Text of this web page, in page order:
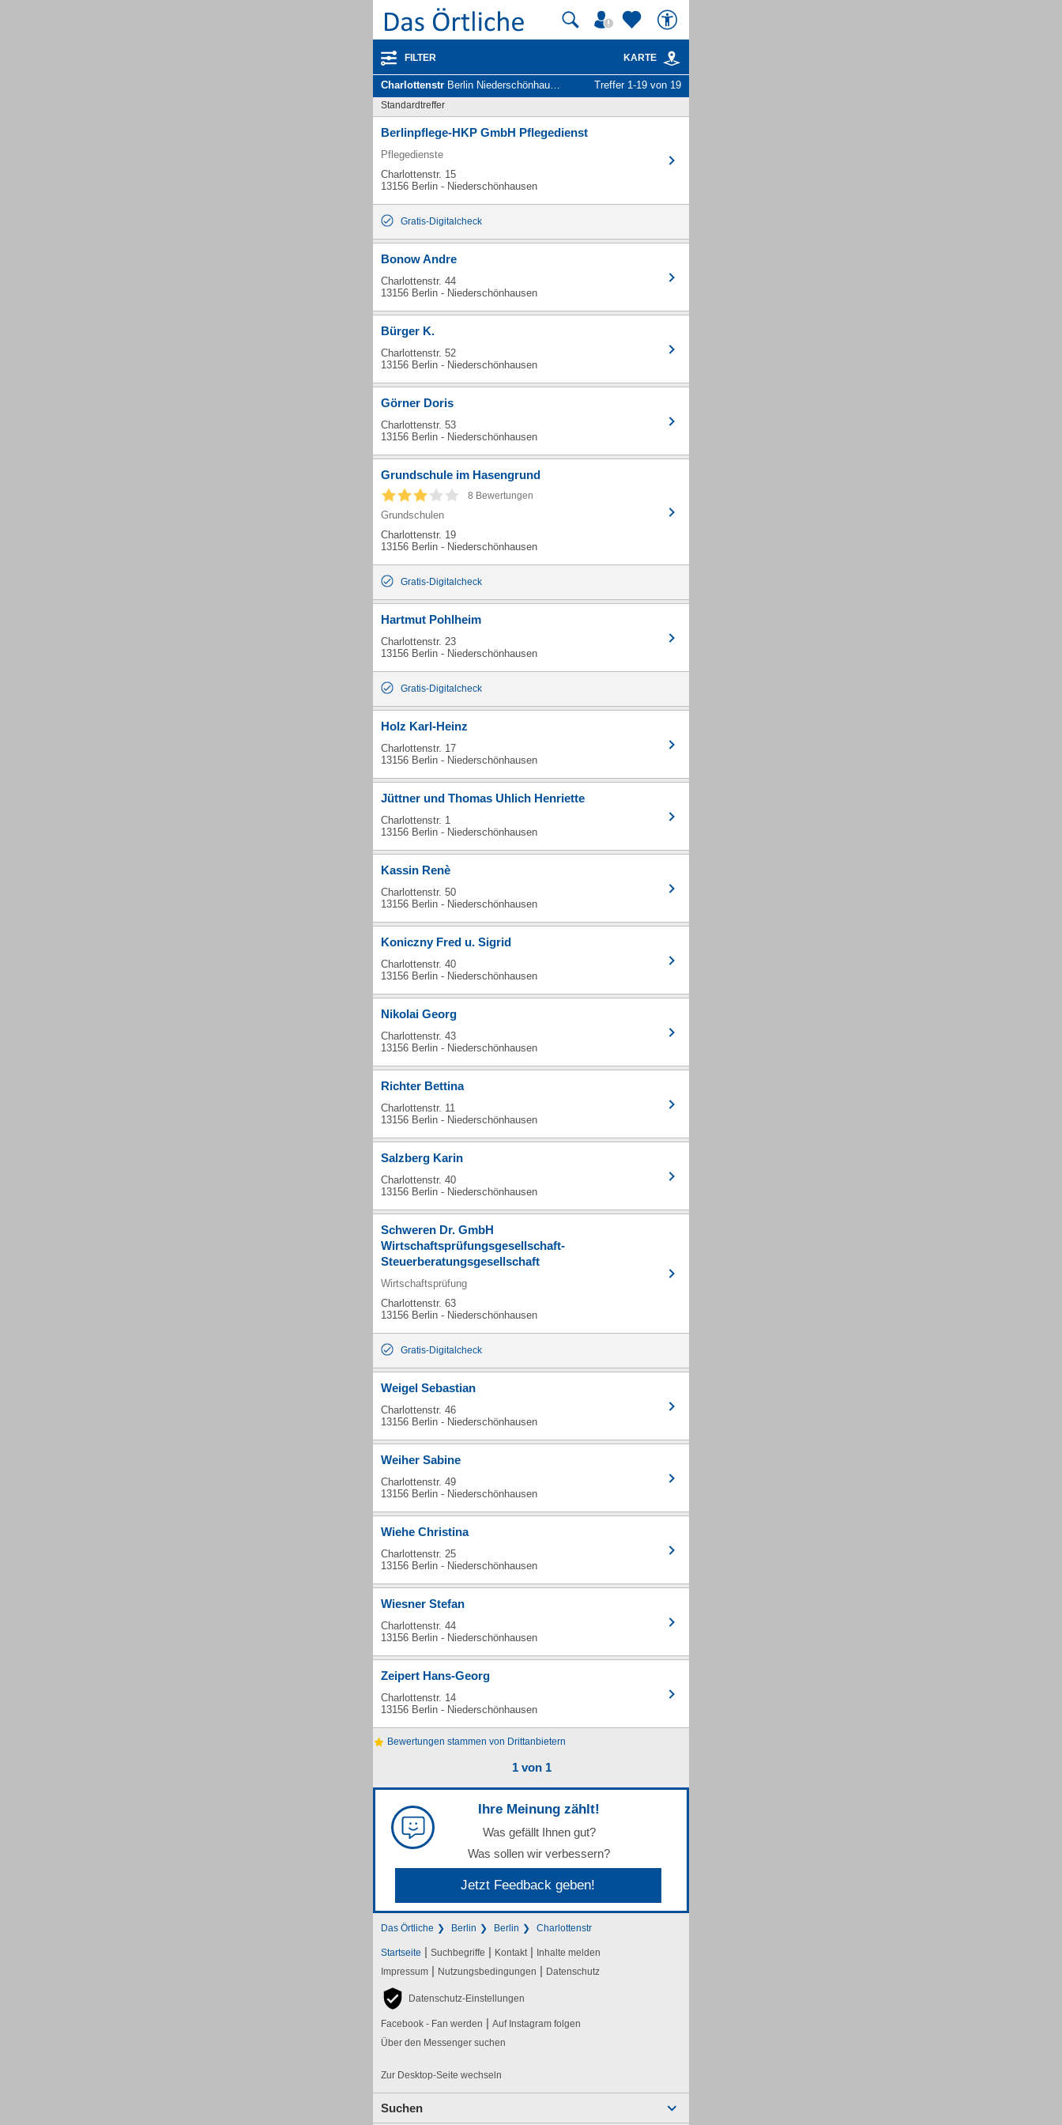
FILTER KARTE
Charlottenstr Berlin Niederschönhausen - Unternehmen und Personen Treffer 1-19 von 19
Standardtreffer
Berlinpflege-HKP GmbH Pflegedienst
Pflegedienste
Charlottenstr. 15
13156 Berlin - Niederschönhausen
Gratis-Digitalcheck
Bonow Andre
Charlottenstr. 44
13156 Berlin - Niederschönhausen
Bürger K.
Charlottenstr. 52
13156 Berlin - Niederschönhausen
Görner Doris
Charlottenstr. 53
13156 Berlin - Niederschönhausen
Grundschule im Hasengrund
8 Bewertungen
Grundschulen
Charlottenstr. 19
13156 Berlin - Niederschönhausen
Gratis-Digitalcheck
Hartmut Pohlheim
Charlottenstr. 23
13156 Berlin - Niederschönhausen
Gratis-Digitalcheck
Holz Karl-Heinz
Charlottenstr. 17
13156 Berlin - Niederschönhausen
Jüttner und Thomas Uhlich Henriette
Charlottenstr. 1
13156 Berlin - Niederschönhausen
Kassin Renè
Charlottenstr. 50
13156 Berlin - Niederschönhausen
Koniczny Fred u. Sigrid
Charlottenstr. 40
13156 Berlin - Niederschönhausen
Nikolai Georg
Charlottenstr. 43
13156 Berlin - Niederschönhausen
Richter Bettina
Charlottenstr. 11
13156 Berlin - Niederschönhausen
Salzberg Karin
Charlottenstr. 40
13156 Berlin - Niederschönhausen
Schweren Dr. GmbH
Wirtschaftsprüfungsgesellschaft-
Steuerberatungsgesellschaft
Wirtschaftsprüfung
Charlottenstr. 63
13156 Berlin - Niederschönhausen
Gratis-Digitalcheck
Weigel Sebastian
Charlottenstr. 46
13156 Berlin - Niederschönhausen
Weiher Sabine
Charlottenstr. 49
13156 Berlin - Niederschönhausen
Wiehe Christina
Charlottenstr. 25
13156 Berlin - Niederschönhausen
Wiesner Stefan
Charlottenstr. 44
13156 Berlin - Niederschönhausen
Zeipert Hans-Georg
Charlottenstr. 14
13156 Berlin - Niederschönhausen
Bewertungen stammen von Drittanbietern
1 von 1
Ihre Meinung zählt!
Was gefällt Ihnen gut?
Was sollen wir verbessern?
Jetzt Feedback geben!
Das Örtliche Berlin Berlin Charlottenstr
Startseite | Suchbegriffe | Kontakt | Inhalte melden
Impressum | Nutzungsbedingungen | Datenschutz
Datenschutz-Einstellungen
Facebook - Fan werden | Auf Instagram folgen
Über den Messenger suchen
Zur Desktop-Seite wechseln
Suchen